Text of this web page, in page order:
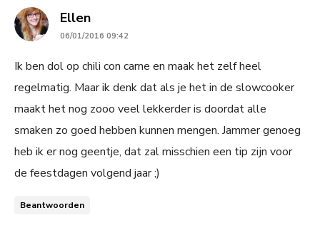
Ellensays:
06/01/2016 09:42
Ik ben dol op chili con carne en maak het zelf heel
regelmatig. Maar ik denk dat als je het in de slowcooker
maakt het nog zooo veel lekkerder is doordat alle
smaken zo goed hebben kunnen mengen. Jammer genoeg
heb ik er nog geentje, dat zal misschien een tip zijn voor
de feestdagen volgend jaar ;)
Beantwoorden